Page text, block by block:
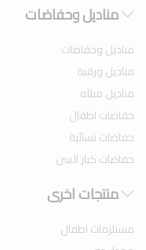
مناديل وحفاضات
مناديل وحفاضات
مناديل ورقية
مناديل مبلله
حفاضات اطفال
حفاضات نسائية
حفاضات كبار السن
منتجات اخرى
مستلزمات اطفال